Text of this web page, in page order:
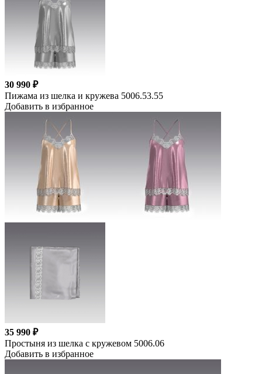
30 990 ₽
Пижама из шелка и кружева 5006.53.55
Добавить в избранное
35 990 ₽
Простыня из шелка с кружевом 5006.06
Добавить в избранное